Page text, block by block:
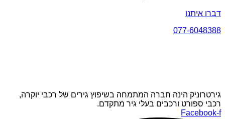
דברו איתנו
077-6048388
גירטרוניק הינה חברה המתמחה בשיפוץ גירים של רכבי יוקרה,
רכבי ספורט ורכבים בעלי גיר מתקדם.
Facebook-f